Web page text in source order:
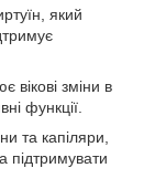
який
вікові зміни в
функції.
та капіляри,
підтримувати